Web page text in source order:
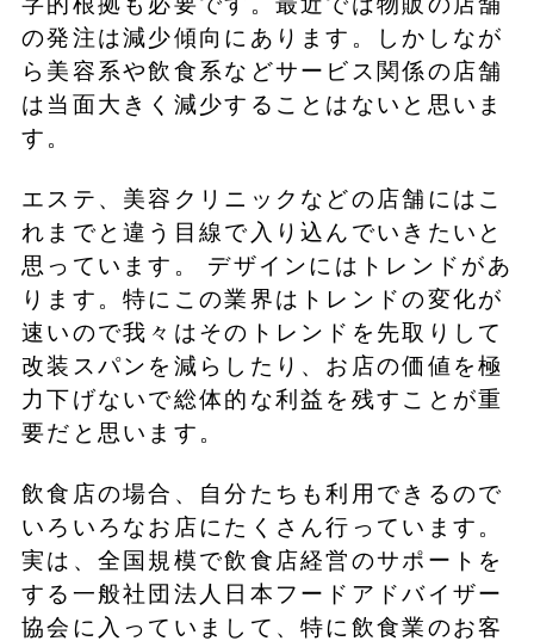
の発注は減少傾向にあります。しかしなが
ら美容系や飲食系などサービス関係の店舗
は当面大きく減少することはないと思いま
す。
エステ、美容クリニックなどの店舗にはこ
れまでと違う目線で入り込んでいきたいと
思っています。 デザインにはトレンドがあ
ります。特にこの業界はトレンドの変化が
速いので我々はそのトレンドを先取りして
改装スパンを減らしたり、お店の価値を極
力下げないで総体的な利益を残すことが重
要だと思います。
飲食店の場合、自分たちも利用できるので
いろいろなお店にたくさん行っています。
実は、全国規模で飲食店経営のサポートを
する一般社団法人日本フードアドバイザー
協会に入っていまして、特に飲食業のお客